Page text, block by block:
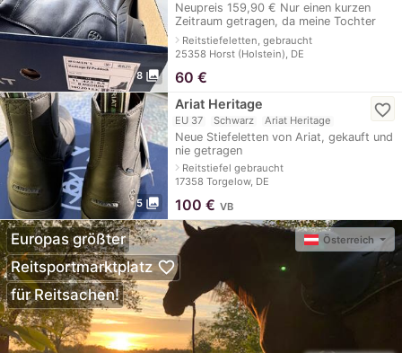
8 photo_library
Neupreis 159,90 € Nur einen kurzen
Zeitraum getragen, da meine Tochter
herausgewachsen ist. Privatverkauf. Die
Ware wird unter Ausschluss jegliche
navigate_nextReitstiefeletten, gebraucht
25358 Horst (Holstein), DE
60 €
5 photo_library
Ariat Heritage
EU 37 Schwarz Ariat Heritage
Neue Stiefeletten von Ariat, gekauft und
nie getragen
navigate_nextReitstiefel gebraucht
17358 Torgelow, DE
favorite_border
100 € VB
Österreich
Europas größter
Reitsportmarktplatz favorite_border
für Reitsachen!